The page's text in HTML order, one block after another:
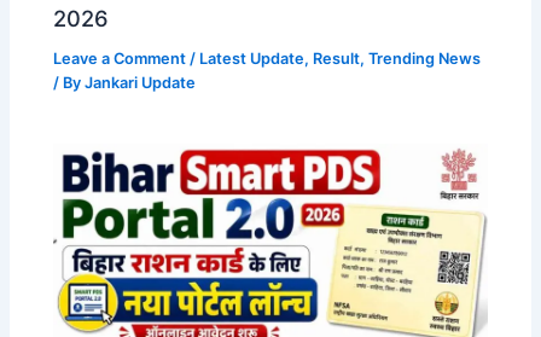
2026
Leave a Comment / Latest Update, Result,Trending News
/ ByJankari Update